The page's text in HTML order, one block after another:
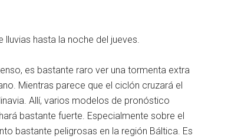
hasta la noche del jueves.
es bastante raro ver una tormenta extra
Mientras parece que el ciclón cruzará el
Allí, varios modelos de pronóstico
bastante fuerte. Especialmente sobre el
bastante peligrosas en la región Báltica. Es